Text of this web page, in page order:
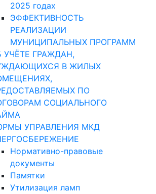
2025 годах
ЭФФЕКТИВНОСТЬ
РЕАЛИЗАЦИИ
МУНИЦИПАЛЬНЫХ ПРОГРАММ
УЧЁТЕ ГРАЖДАН,
В ЖИЛЫХ
ПО
СОЦИАЛЬНОГО
УПРАВЛЕНИЯ МКД
Нормативно-правовые
документы
Памятки
Утилизация ламп